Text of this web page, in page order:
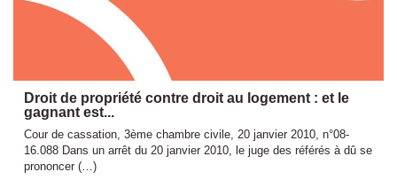
Droit de propriété contre droit au logement : et le
gagnant est...
Cour de cassation, 3ème chambre civile, 20 janvier 2010, n°08-
16.088 Dans un arrêt du 20 janvier 2010, le juge des référés à dû se
prononcer (…)